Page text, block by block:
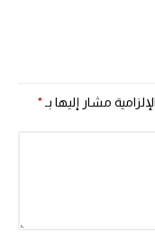
مشار إليها بـ*